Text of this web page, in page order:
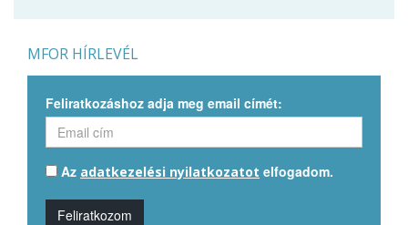
MFOR HÍRLEVÉL
Feliratkozáshoz adja meg email címét:
Az adatkezelési nyilatkozatot elfogadom.
Feliratkozom